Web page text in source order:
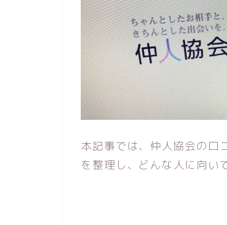
本記事では、仲人協会の口
を整理し、どんな人に向い